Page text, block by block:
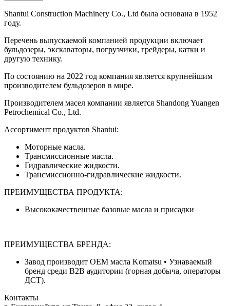
Shantui Construction Machinery Co., Ltd была основана в 1952
году.
Перечень выпускаемой компанией продукции включает
бульдозеры, экскаваторы, погрузчики, грейдеры, катки и
другую технику.
По состоянию на 2022 год компания является крупнейшим
производителем бульдозеров в мире.
Производителем масел компании является Shandong Yuangen
Petrochemical Co., Ltd.
Ассортимент продуктов Shantui:
Моторные масла.
Трансмиссионные масла.
Гидравлические жидкости.
Трансмиссионно-гидравлические жидкости.
ПРЕИМУЩЕСТВА ПРОДУКТА:
Высококачественные базовые масла и присадки
ПРЕИМУЩЕСТВА БРЕНДА:
Завод производит ОЕМ масла Komatsu • Узнаваемый
бренд среди B2B аудитории (горная добыча, операторы
ДСТ).
Контакты